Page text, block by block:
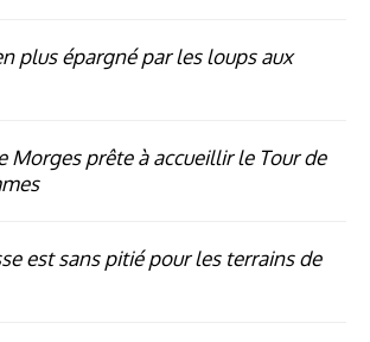
plus épargné par les loups aux
Morges prête à accueillir le Tour de
est sans pitié pour les terrains de